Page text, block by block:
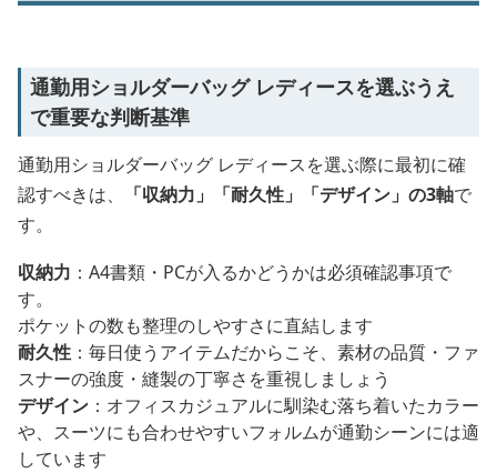
通勤用ショルダーバッグ レディースを選ぶうえ
で重要な判断基準
通勤用ショルダーバッグ レディースを選ぶ際に最初に確
認すべきは、
「収納力」「耐久性」「デザイン」の3軸で
す。
収納力 ：A4書類・PCが入るかどうかは必須確認事項で
す。
ポケットの数も整理のしやすさに直結します
耐久性 ：毎日使うアイテムだからこそ、素材の品質・ファ
スナーの強度・縫製の丁寧さを重視しましょう
デザイン ：オフィスカジュアルに馴染む落ち着いたカラー
や、スーツにも合わせやすいフォルムが通勤シーンには適
しています